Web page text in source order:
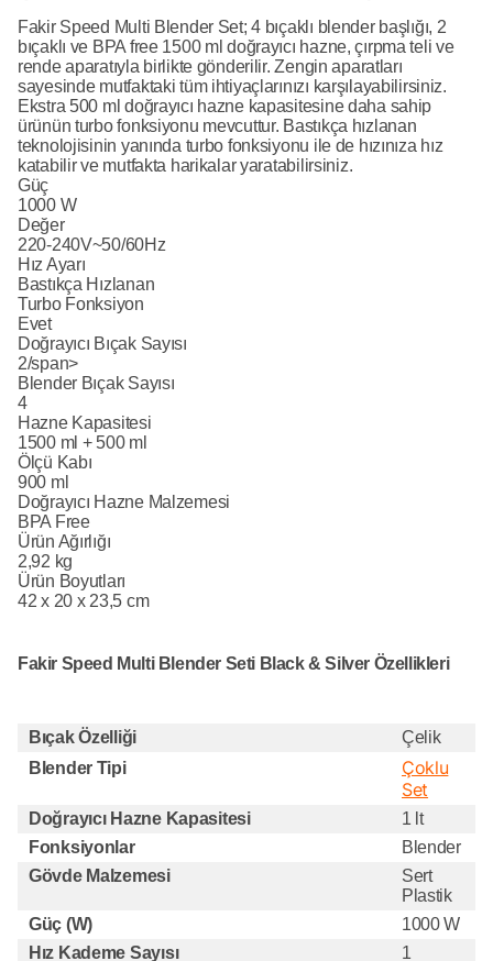
Fakir Speed Multi Blender Set; 4 bıçaklı blender başlığı, 2
bıçaklı ve BPA free 1500 ml doğrayıcı hazne, çırpma teli ve
rende aparatıyla birlikte gönderilir. Zengin aparatları
sayesinde mutfaktaki tüm ihtiyaçlarınızı karşılayabilirsiniz.
Ekstra 500 ml doğrayıcı hazne kapasitesine daha sahip
ürünün turbo fonksiyonu mevcuttur. Bastıkça hızlanan
teknolojisinin yanında turbo fonksiyonu ile de hızınıza hız
katabilir ve mutfakta harikalar yaratabilirsiniz.
Güç
1000 W
Değer
220-240V~50/60Hz
Hız Ayarı
Bastıkça Hızlanan
Turbo Fonksiyon
Evet
Doğrayıcı Bıçak Sayısı
2/span>
Blender Bıçak Sayısı
4
Hazne Kapasitesi
1500 ml + 500 ml
Ölçü Kabı
900 ml
Doğrayıcı Hazne Malzemesi
BPA Free
Ürün Ağırlığı
2,92 kg
Ürün Boyutları
42 x 20 x 23,5 cm
Fakir Speed Multi Blender Seti Black & Silver Özellikleri
Bıçak Özelliği
Çelik
Blender Tipi
Çoklu
Set
Doğrayıcı Hazne Kapasitesi
1 lt
Fonksiyonlar
Blender
Gövde Malzemesi
Sert
Plastik
Güç (W)
1000 W
Hız Kademe Sayısı
1